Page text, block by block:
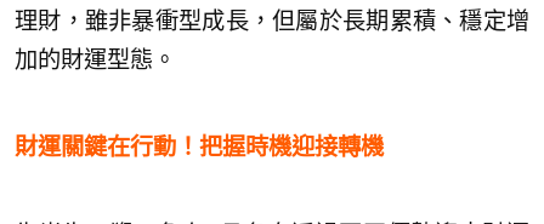
理財，雖非暴衝型成長，但屬於長期累積、穩定增
加的財運型態。
財運關鍵在行動！把握時機迎接轉機